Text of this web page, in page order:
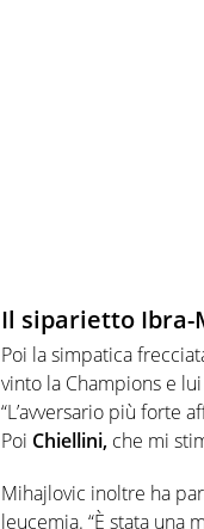
Il siparietto Ibra-
Poi la simpatica
vinto la Champions e lui
“L’avversario più forte
Poi Chiellini, che mi
Mihajlovic inoltre ha
leucemia. “È stata una